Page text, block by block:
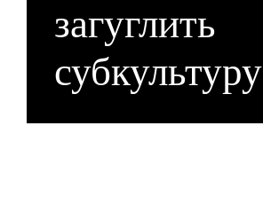
загуглить
субкультуру